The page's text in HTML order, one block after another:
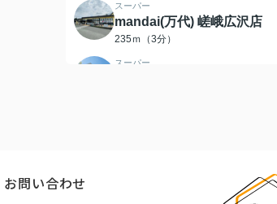
スーパー
mandai(万代) 嵯峨広沢店
235ｍ（3分）
スーパー
お問い合わせ